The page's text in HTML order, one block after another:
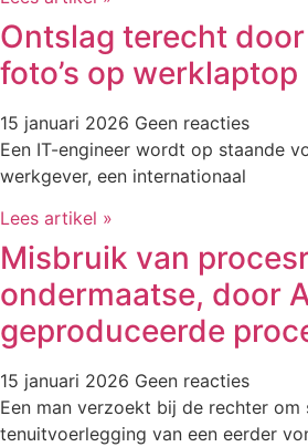
Ontslag terecht
foto’s op werklaptop
15 januari 2026 Geen reacties
Een IT-engineer wordt op staande
werkgever, een internationaal
Lees artikel »
Misbruik van
ondermaatse, door
geproduceerde
15 januari 2026 Geen reacties
Een man verzoekt bij de rechter om
tenuitvoerlegging van een eerder